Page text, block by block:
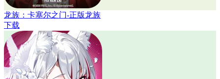
龙族：卡塞尔之门-正版龙族
下载